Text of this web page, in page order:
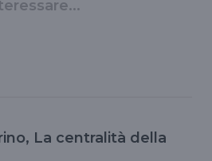
La centralità della